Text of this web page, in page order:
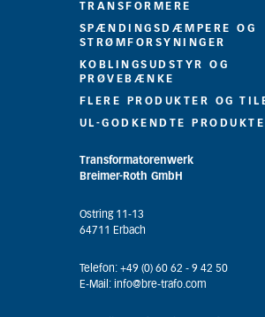
TRANSFORMERE
SPÆNDINGSDÆMPERE OG
STRØMFORSYNINGER
KOBLINGSUDSTYR OG
PRØVEBÆNKE
FLERE PRODUKTER OG
UL-GODKENDTE
Transformatorenwerk
Breimer-Roth GmbH
Ostring 11-13
64711 Erbach
Telefon: +49 (0) 60 62 - 9 42 50
E-Mail: info@bre-trafo.com